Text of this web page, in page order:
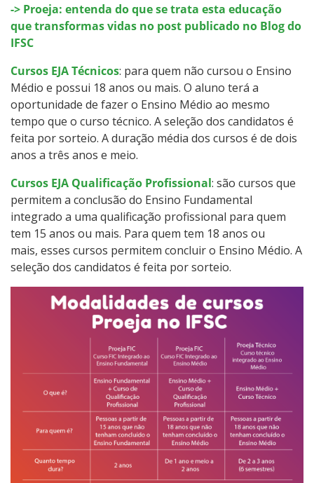
Processo de Inscrição
Resultados
Resultados das Vagas Remanescentes
Como posso estudar no IFSC?
Calendário de inscrições
Processos Seletivos
Cotas
Inscrições e acompanhamento
Orientações para Matrícula
Transferências e Retornos
Provas e Gabaritos
Estatísticas dos Processos Seletivos
-> Proeja: entenda do que se trata esta educação
que transformas vidas no post publicado no Blog do
IFSC
Cursos EJA Técnicos: para quem não cursou o Ensino
Médio e possui 18 anos ou mais. O aluno terá a
oportunidade de fazer o Ensino Médio ao mesmo
tempo que o curso técnico. A seleção dos candidatos é
feita por sorteio. A duração média dos cursos é de dois
anos a três anos e meio.
Cursos EJA Qualificação Profissional: são cursos que
permitem a conclusão do Ensino Fundamental
integrado a uma qualificação profissional para quem
tem 15 anos ou mais. Para quem tem 18 anos ou
mais, esses cursos permitem concluir o Ensino Médio. A
seleção dos candidatos é feita por sorteio.